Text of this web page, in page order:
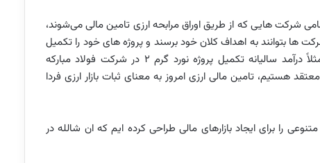
هایی که از طریق اوراق مرابحه ارزی تامین مالی می‌شوند،
ها بتوانند به اهداف کلان خود برسند و پروژه های خود را تکمیل
کنند، قطعا ارزآوری بهتری برای کشور خواهندداشت، ؛ مثلاً درآمد سالیانه تکمیل پروژه نورد گرم ۲ در شرکت فولاد مبارکه
از این رو، معتقد هستیم، تامین مالی ارزی امروز به معنای ثبات بازار ارزی فردا
را برای ایجاد بازارهای مالی طراحی کرده ایم که ان شالله در